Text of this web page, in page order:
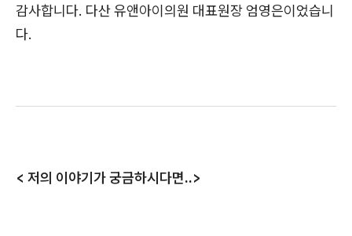
감사합니다. 다산 유앤아이의원 대표원장 엄영은이었습니
다.
< 저의 이야기가 궁금하시다면..>